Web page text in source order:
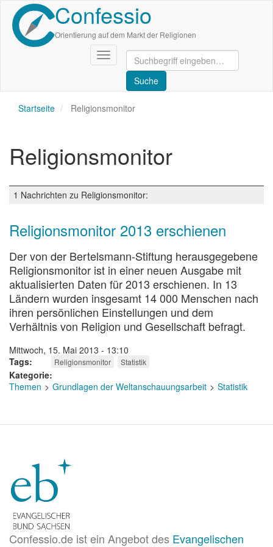
Direkt
zum
Inhalt
Confessio
Orientierung auf dem Markt der Religionen
Navigation
aktivieren/deaktivieren
Startseite Religionsmonitor
Religionsmonitor
1 Nachrichten zu Religionsmonitor:
Religionsmonitor 2013 erschienen
Der von der Bertelsmann-Stiftung herausgegebene
Religionsmonitor ist in einer neuen Ausgabe mit
aktualisierten Daten für 2013 erschienen. In 13
Ländern wurden insgesamt 14 000 Menschen nach
ihren persönlichen Einstellungen und dem
Verhältnis von Religion und Gesellschaft befragt.
Mittwoch, 15. Mai 2013 - 13:10
Tags
Religionsmonitor Statistik
Kategorie
Themen
Grundlagen der Weltanschauungsarbeit Statistik
Confessio.de ist ein Angebot des Evangelischen